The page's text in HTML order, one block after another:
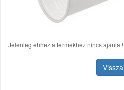
Jelenleg ehhez a termékhez nincs ajánlat!
Vissza